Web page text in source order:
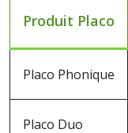
Produit Placo
Placo Phonique
Placo Duo